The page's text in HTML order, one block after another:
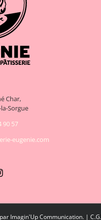
Char,
la-Sorgue
90 57
eugenie.com
par Imagin'Up Communication. |